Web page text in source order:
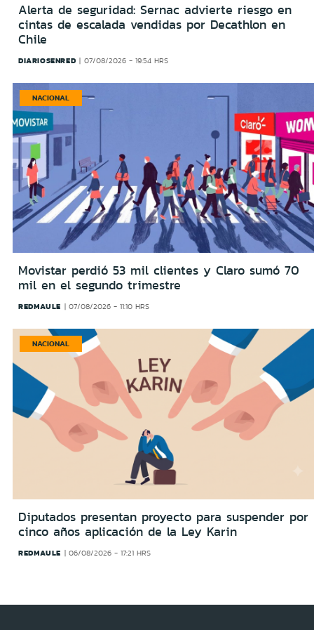
Alerta de seguridad: Sernac advierte riesgo en
cintas de escalada vendidas por Decathlon en
Chile
DIARIOSENRED 07/08/2026 - 19:54 HRS
NACIONAL
Movistar perdió 53 mil clientes y Claro sumó 70
mil en el segundo trimestre
REDMAULE 07/08/2026 - 11:10 HRS
NACIONAL
Diputados presentan proyecto para suspender por
cinco años aplicación de la Ley Karin
REDMAULE 06/08/2026 - 17:21 HRS